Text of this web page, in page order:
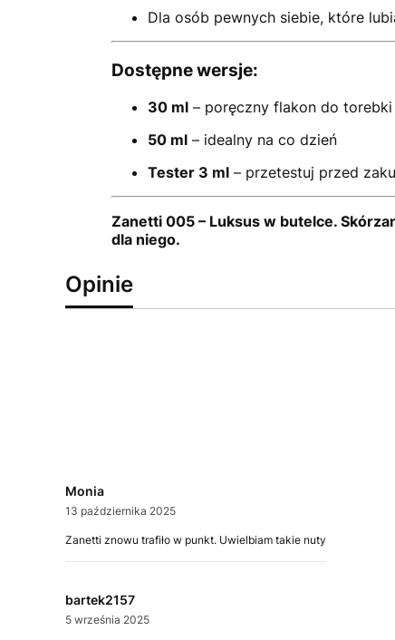
Dla osób pewnych siebie, które
Dostępne wersje:
30 ml – poręczny flakon do
50 ml – idealny na co dzień
Tester 3 ml – przetestuj przed
Zanetti 005 – Luksus w butelce.
dla niego.
Opinie
Monia
13 października 2025
Zanetti znowu trafiło w punkt. Uwielbiam takie nuty
bartek2157
5 września 2025